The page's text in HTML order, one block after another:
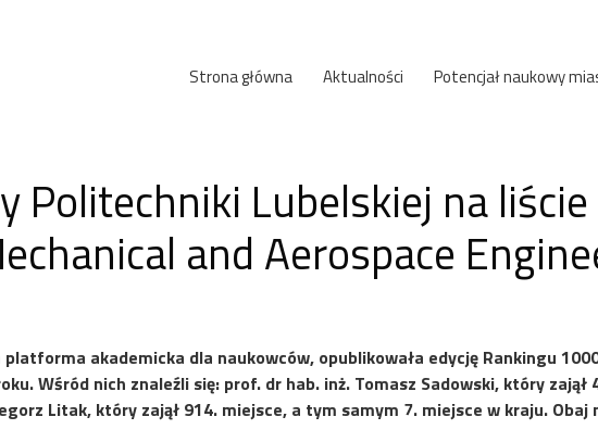
Strona główna Aktualności Potencjał naukowy
Politechniki Lubelskiej na
and Aerospace
platforma akademicka dla naukowców, opublikowała edycję Rankingu
Wśród nich znaleźli się: prof. dr hab. inż. Tomasz Sadowski, który
Litak, który zajął 914. miejsce, a tym samym 7. miejsce w kraju.